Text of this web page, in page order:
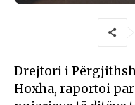
Drejtori i
Hoxha, raportoi